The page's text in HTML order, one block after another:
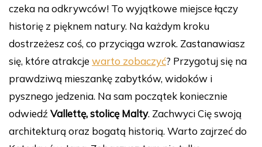
e
b
o
o
k
e
st
bl
r
di
t
e
dI
n
y
Li
n
k
czeka na odkrywców! To wyjątkowe miejsce łączy
historię z pięknem natury. Na każdym kroku
dostrzeżesz coś, co przyciąga wzrok. Zastanawiasz
się, które atrakcje warto zobaczyć? Przygotuj się na
prawdziwą mieszankę zabytków, widoków i
pysznego jedzenia. Na sam początek koniecznie
odwiedź Vallettę, stolicę Malty. Zachwyci Cię swoją
architekturą oraz bogatą historią. Warto zajrzeć do